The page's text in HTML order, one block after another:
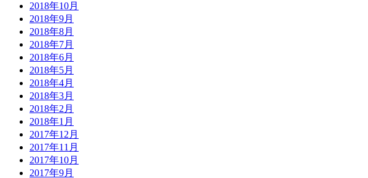
2018年10月
2018年9月
2018年8月
2018年7月
2018年6月
2018年5月
2018年4月
2018年3月
2018年2月
2018年1月
2017年12月
2017年11月
2017年10月
2017年9月